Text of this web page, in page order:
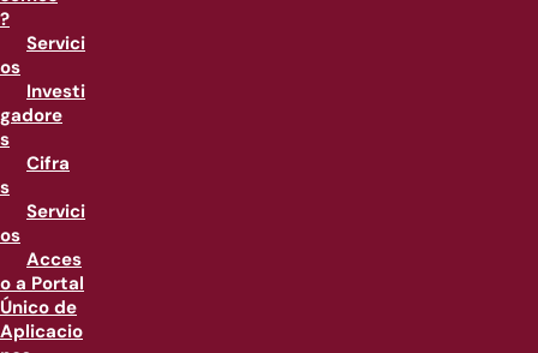
?
Servici
os
Investi
gadore
s
Cifra
s
Servici
os
Acces
o a Portal
Único de
Aplicacio